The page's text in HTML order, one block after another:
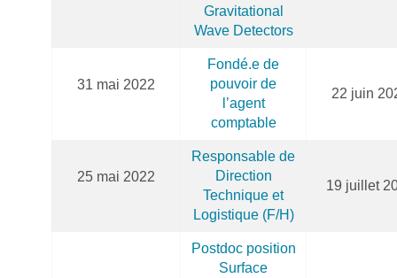
Gravitational
Wave Detectors
31 mai 2022
Fondé.e de
pouvoir de
l’agent
comptable
22 juin
25 mai 2022
Responsable de
Direction
Technique et
Logistique (F/H)
19 juillet
Postdoc position
Surface